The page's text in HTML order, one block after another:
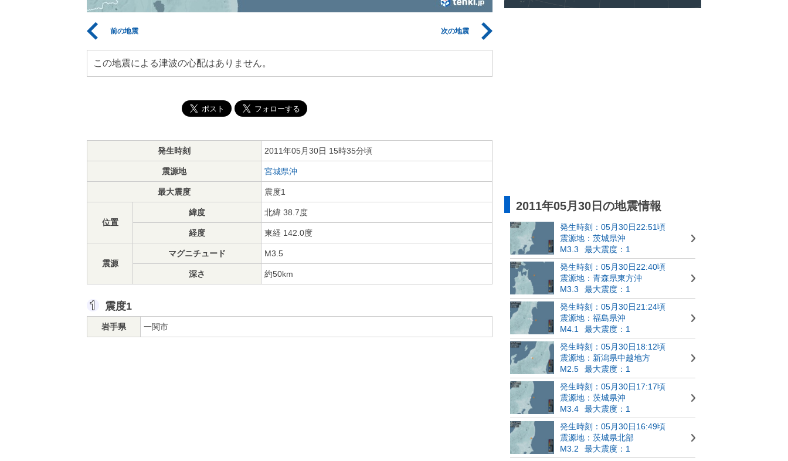
前の地震 次の地震
この地震による津波の心配はありません。
発生時刻 2011年05月30日 15時35分頃
震源地 宮城県沖
最大震度 震度1
位置
緯度 北緯 38.7度
経度 東経 142.0度
震源
マグニチュード M3.5
深さ 約50km
震度1
岩手県 一関市
2011年05月30日の地震情報
発生時刻：05月30日22:51頃
震源地：茨城県沖
M3.3
最大震度：1
発生時刻：05月30日22:40頃
震源地：青森県東方沖
M3.3
最大震度：1
発生時刻：05月30日21:24頃
震源地：福島県沖
M4.1
最大震度：1
発生時刻：05月30日18:12頃
震源地：新潟県中越地方
M2.5
最大震度：1
発生時刻：05月30日17:17頃
震源地：茨城県沖
M3.4
最大震度：1
発生時刻：05月30日16:49頃
震源地：茨城県北部
M3.2
最大震度：1